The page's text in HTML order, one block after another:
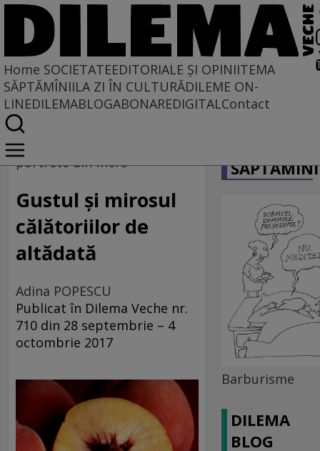
Home SOCIETATEEDITORIALE ȘI OPINIITEMA
SĂPTĂMÎNIILA ZI ÎN CULTURĂDILEME ON-
LINEDILEMABLOGABONAREDIGITALContact
Home
Societate
portrete din mers
Gustul şi mirosul
călătoriilor de
altădată
Adina POPESCU
Publicat în Dilema Veche nr.
710 din 28 septembrie – 4
octombrie 2017
Barburisme
DILEMA
BLOG